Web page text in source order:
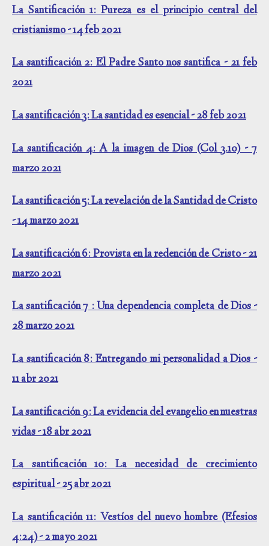
La Santificación 1: Pureza es el principio central del
cristianismo - 14 feb 2021
La santificación 2: El Padre Santo nos santifica - 21 feb
2021
La santificación 3: La santidad es esencial - 28 feb 2021
La santificación 4: A la imagen de Dios (Col 3.10) - 7
marzo 2021
La santificación 5: La revelación de la Santidad de Cristo
- 14 marzo 2021
La santificación 6: Provista en la redención de Cristo - 21
marzo 2021
La santificación 7 : Una dependencia completa de Dios -
28 marzo 2021
La santificación 8: Entregando mi personalidad a Dios -
11 abr 2021
La santificación 9: La evidencia del evangelio en nuestras
vidas - 18 abr 2021
La santificación 10: La necesidad de crecimiento
espiritual - 25 abr 2021
La santificación 11: Vestíos del nuevo hombre (Efesios
4:24) - 2 mayo 2021